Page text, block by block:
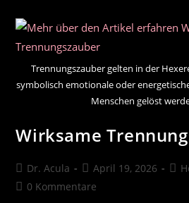
Trennungszauber gelten in der
symbolisch emotionale oder
Menschen gelöst
Wirksame
Beitrags-
Autor:
Dr. Acula
Beitrag
veröffentlicht:
April 19, 2026
Beitrags-
0 Kommentare